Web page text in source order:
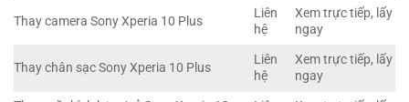
Thay camera Sony Xperia 10 Plus
Liên
hệ
Xem trực tiếp, lấy
ngay
Thay chân sạc Sony Xperia 10 Plus
Liên
hệ
Xem trực tiếp, lấy
ngay